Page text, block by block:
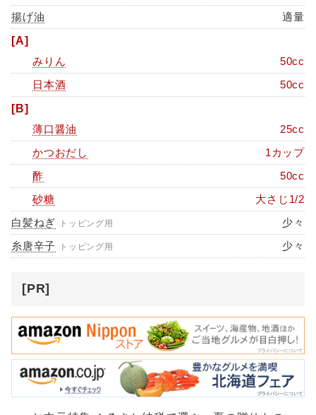
揚げ油
適量
[A]
みりん
50cc
日本酒
50cc
[B]
薄口醤油
25cc
かつおだし
1カップ
酢
50cc
砂糖
大さじ1/2
白髪ねぎ
トッピング用
少々
糸唐辛子
トッピング用 少々
[PR]